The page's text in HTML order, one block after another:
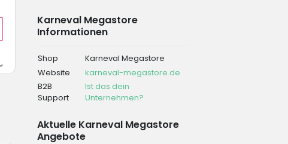
Karneval Megastore
Informationen
Shop
Karneval Megastore
Website
karneval-megastore.de
B2B
Support
Ist das dein
Unternehmen?
Aktuelle Karneval Megastore
Angebote